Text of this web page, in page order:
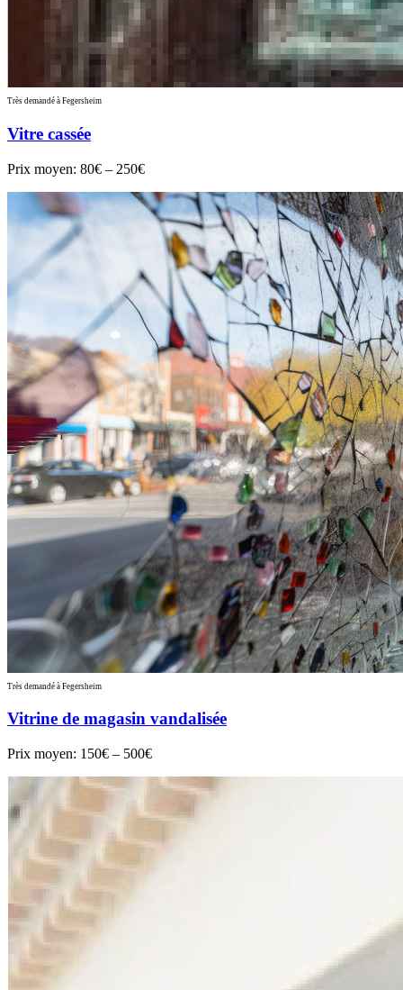
Très demandé à Fegersheim
Vitre cassée
Prix moyen: 80€ – 250€
Très demandé à Fegersheim
Vitrine de magasin vandalisée
Prix moyen: 150€ – 500€